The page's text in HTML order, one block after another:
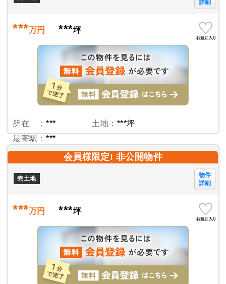
詳細
***万円 ***坪
所在 ：***
最寄駅：***
土地： ***坪
会員様限定! 非公開物件
売土地
物件
詳細
***万円 ***坪